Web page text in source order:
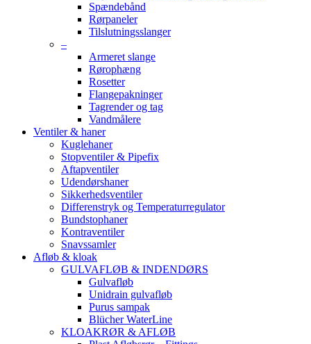
Spændebånd
Rørpaneler
Tilslutningsslanger
–
Armeret slange
Rørophæng
Rosetter
Flangepakninger
Tagrender og tag
Vandmålere
Ventiler & haner
Kuglehaner
Stopventiler & Pipefix
Aftapventiler
Udendørshaner
Sikkerhedsventiler
Differenstryk og Temperaturregulator
Bundstophaner
Kontraventiler
Snavssamler
Afløb & kloak
GULVAFLØB & INDENDØRS
Gulvafløb
Unidrain gulvafløb
Purus sampak
Blücher WaterLine
KLOAKRØR & AFLØB